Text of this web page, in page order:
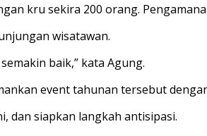
kru sekira 200 orang.
wisatawan.
baik,” kata Agung.
event tahunan tersebut
dan siapkan langkah antisipasi.